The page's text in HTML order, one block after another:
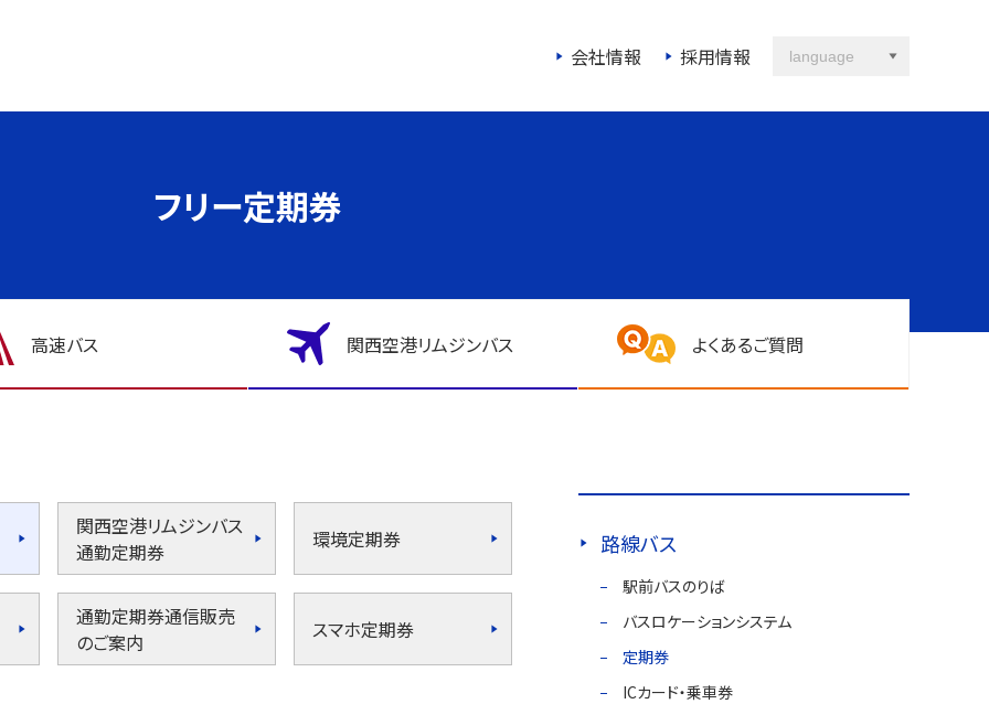
会社情報 採用情報 language
フリー定期券
高速バス 関西空港リムジンバス よくあるご質問
関西空港リムジンバス
通勤定期券
環境定期券
通勤定期券通信販売
のご案内
スマホ定期券
路線バス
駅前バスのりば
バスロケーションシステム
定期券
ICカード・乗車券